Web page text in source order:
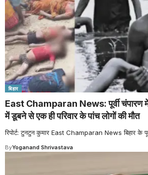
बिहार
East Champaran News: पूर्वी चंपारण में
में डूबने से एक ही परिवार के पांच लोगों की मौत
रिपोर्ट: टुनटुन कुमार East Champaran News बिहार के
ByYoganand Shrivastava